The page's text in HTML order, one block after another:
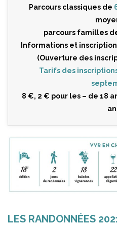
Parcours classiques de
parcours familles
Informations et
(Ouverture des
Tarifs des
8 €, 2 € pour les – de 18
LES RANDONNÉES